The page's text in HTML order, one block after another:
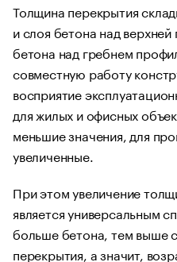
Толщина перекрытия
и слоя бетона над
бетона над гребнем
совместную работу
восприятие
для жилых и офисных
меньшие значения, для
увеличенные.
При этом увеличение
является универсальным
больше бетона, тем выше
перекрытия, а значит,